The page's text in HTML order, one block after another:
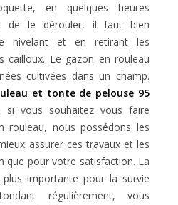
en quelques heures
de le dérouler, il faut bien
nivelant et en retirant les
cailloux. Le gazon en rouleau
cultivées dans un champ.
et tonte de pelouse 95
vous souhaitez vous faire
rouleau, nous possédons les
assurer ces travaux et les
que pour votre satisfaction. La
importante pour la survie
régulièrement, vous